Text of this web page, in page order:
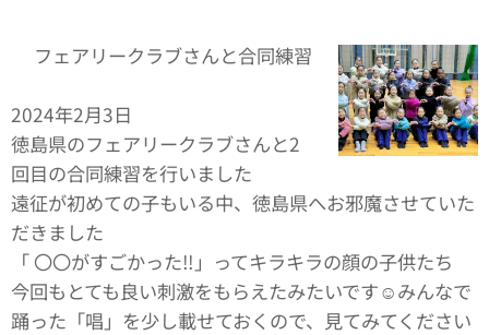
⭐︎フェアリークラブさんと合同練習
2024年2月3日
徳島県のフェアリークラブさんと2
回目の合同練習を行いました🧚‍♀️
遠征が初めての子もいる中、徳島県へお邪魔させていた
だきました🙇‍♀️
「 〇〇がすごかった‼︎」ってキラキラの顔の子供たち👀
今回もとても良い刺激をもらえたみたいです☺️みんなで
踊った「唱」を少し載せておくので、見てみてください